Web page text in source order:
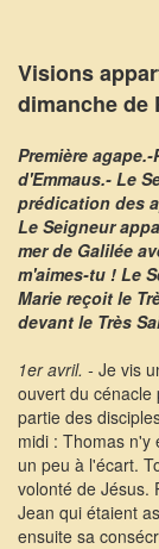
Visions
dimanche de
Première
d'Emmaus.- Le
prédication des
Le Seigneur
mer de Galilée
m'aimes-tu ! Le
Marie reçoit le
devant le Très
1er avril. - Je vis
ouvert du cénacle
partie des
midi : Thomas n'y
un peu à l'écart.
volonté de Jésus.
Jean qui étaient
ensuite sa